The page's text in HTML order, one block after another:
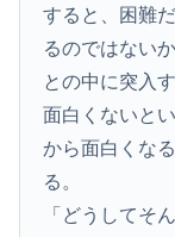
すると、困難
るのではない
との中に突入す
面白くないと
から面白くな
る。
「どうしてそ